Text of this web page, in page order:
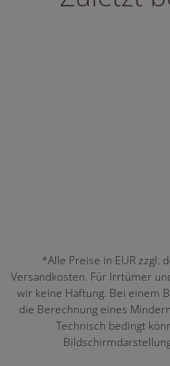
*Alle Preise in EUR zzgl.
Versandkosten. Für Irrtümer
wir keine Haftung. Bei einem
die Berechnung eines
Technisch bedingt